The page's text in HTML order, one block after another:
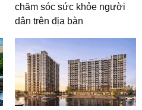
chăm sóc sức khỏe người
dân trên địa bàn